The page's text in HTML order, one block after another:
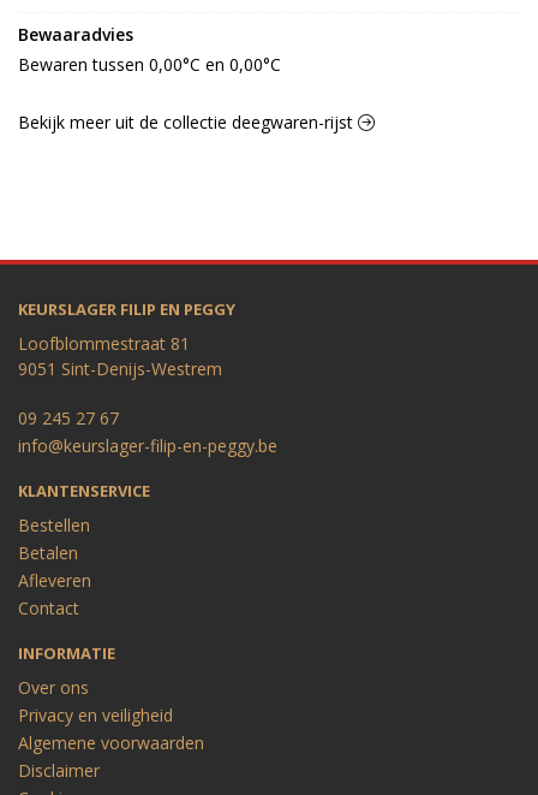
Bewaaradvies
Bewaren tussen 0,00°C en 0,00°C
Bekijk meer uit de collectie deegwaren-rijst
KEURSLAGER FILIP EN PEGGY
Loofblommestraat 81
9051 Sint-Denijs-Westrem
09 245 27 67
info@keurslager-filip-en-peggy.be
KLANTENSERVICE
Bestellen
Betalen
Afleveren
Contact
INFORMATIE
Over ons
Privacy en veiligheid
Algemene voorwaarden
Disclaimer